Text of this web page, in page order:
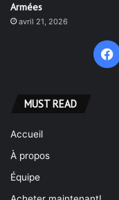
Armées
avril 21, 2026
MUST READ
Accueil
À propos
Équipe